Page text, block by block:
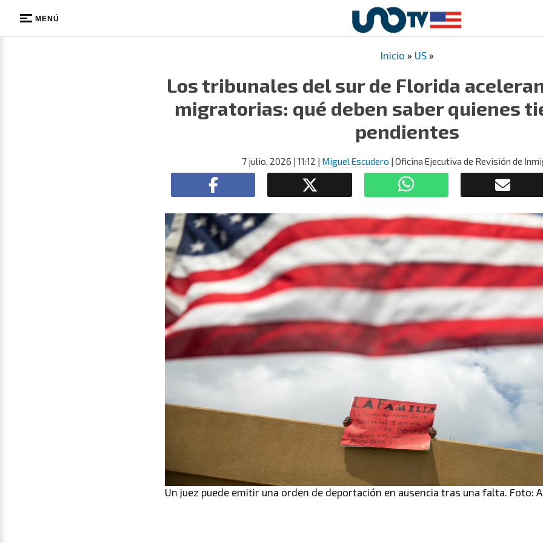
MENÚ
Inicio » US »
Los tribunales del sur de Florida
migratorias: qué deben saber quienes
pendientes
7 julio, 2026 | 11:12 | Miguel Escudero | Oficina Ejecutiva de Revisión de
Un juez puede emitir una orden de deportación en ausencia tras una falta. Foto: